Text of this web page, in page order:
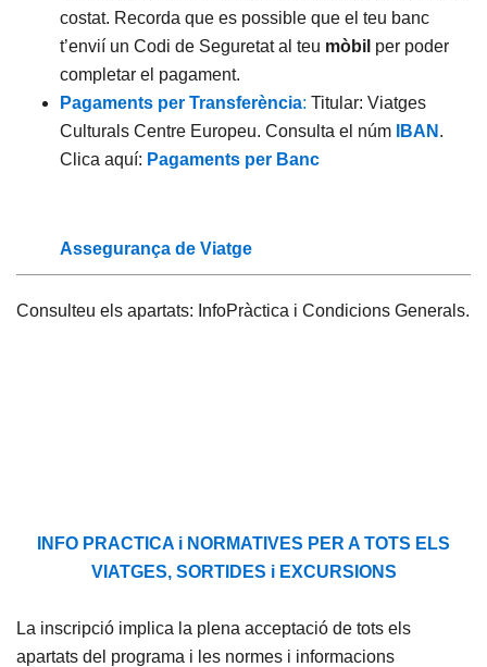
costat. Recorda que es possible que el teu banc
t’envií un Codi de Seguretat al teu mòbil per poder
completar el pagament.
Pagaments per Transferència: Titular: Viatges
Culturals Centre Europeu. Consulta el núm
IBAN .
Clica aquí: Pagaments per Banc
Assegurança de Viatge
Consulteu els apartats: InfoPràctica i Condicions Generals.
INFO PRACTICA i NORMATIVES PER A TOTS ELS
VIATGES, SORTIDES i EXCURSIONS
La inscripció implica la plena acceptació de tots els
apartats del programa i les normes i informacions